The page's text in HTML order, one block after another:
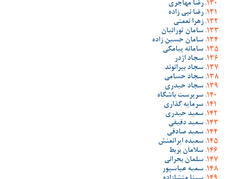
رضا مهاجری
رضا نبی زاده
زهرا نعمتی
سامان تورانیان
سامان حسین زاده
سامانه پیامکی
سجاد اژدر
سجاد بیرانوند
سجاد حسامی
سجاد حیدری
سرپرست باشگاه
سرمایه گذاری
سعید حیدری
سعید دقیقی
سعید صادقی
سعیده ایرانمنش
سلامان بربط
سلمان بحرانی
سمیه عباسپور